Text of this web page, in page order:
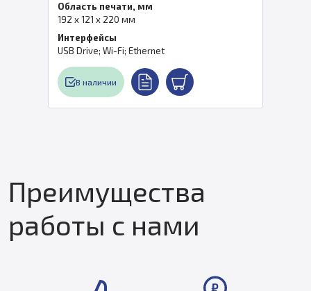
Область печати, мм
192 x 121 x 220 мм
Интерфейсы
USB Drive; Wi-Fi; Ethernet
В наличии
Преимущества
работы с нами